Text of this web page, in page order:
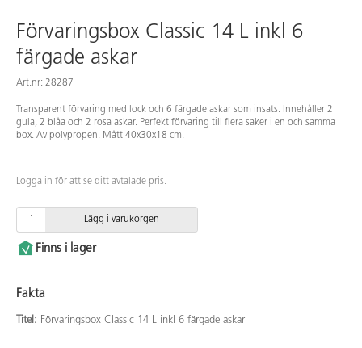
Förvaringsbox Classic 14 L inkl 6
färgade askar
Art.nr: 28287
Transparent förvaring med lock och 6 färgade askar som insats. Innehåller 2
gula, 2 blåa och 2 rosa askar. Perfekt förvaring till flera saker i en och samma
box. Av polypropen. Mått 40x30x18 cm.
Logga in för att se ditt avtalade pris.
Lägg i varukorgen
Finns i lager
Fakta
Titel: Förvaringsbox Classic 14 L inkl 6 färgade askar